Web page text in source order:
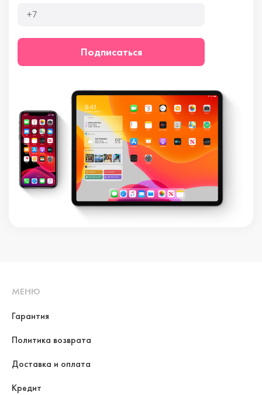
Подписаться
МЕНЮ
Гарантия
Политика возврата
Доставка и оплата
Кредит